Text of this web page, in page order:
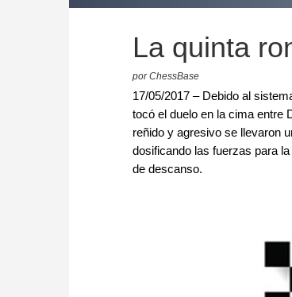
La quinta
por ChessBase
17/05/2017 – Debido al
tocó el duelo en la cima entre
reñido y agresivo se llevaron
dosificando las fuerzas para
de descanso.